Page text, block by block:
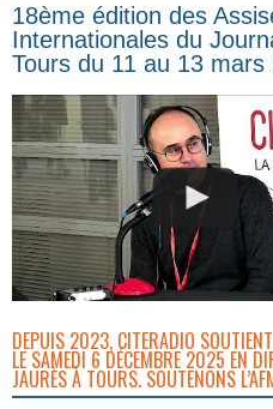
18ème édition des
Internationales du
Tours du 11 au 13 mars
DEPUIS 2023, CITERADIO
LE SAMEDI 6 DÉCEMBRE 2025 EN
JAURÈS À TOURS. SOUTENONS